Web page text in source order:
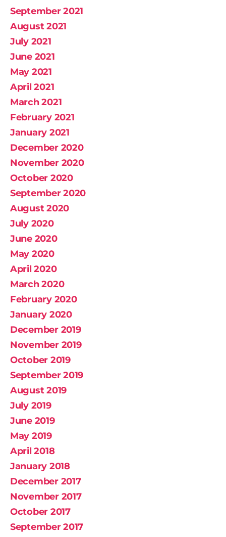
September 2021
August 2021
July 2021
June 2021
May 2021
April 2021
March 2021
February 2021
January 2021
December 2020
November 2020
October 2020
September 2020
August 2020
July 2020
June 2020
May 2020
April 2020
March 2020
February 2020
January 2020
December 2019
November 2019
October 2019
September 2019
August 2019
July 2019
June 2019
May 2019
April 2018
January 2018
December 2017
November 2017
October 2017
September 2017